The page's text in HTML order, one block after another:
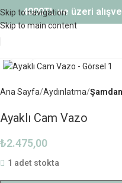
Skip to navigation
Skip to main content
4000TL ve üzeri
Ana Sayfa Aydınlatma
Ayaklı Cam Vazo
₺2.475,00
1 adet stokta